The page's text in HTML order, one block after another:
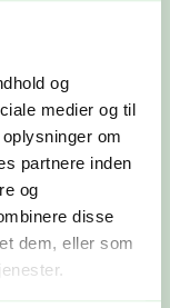
og
medier og til
om
partnere inden
og
disse
dem, eller som
alle dine
kan glæde
få fat i os